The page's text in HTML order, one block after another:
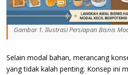
Gambar 1. Ilustrasi Persiapan Bisnis
Selain modal bahan, merancang
yang tidak kalah penting. Konsep ini